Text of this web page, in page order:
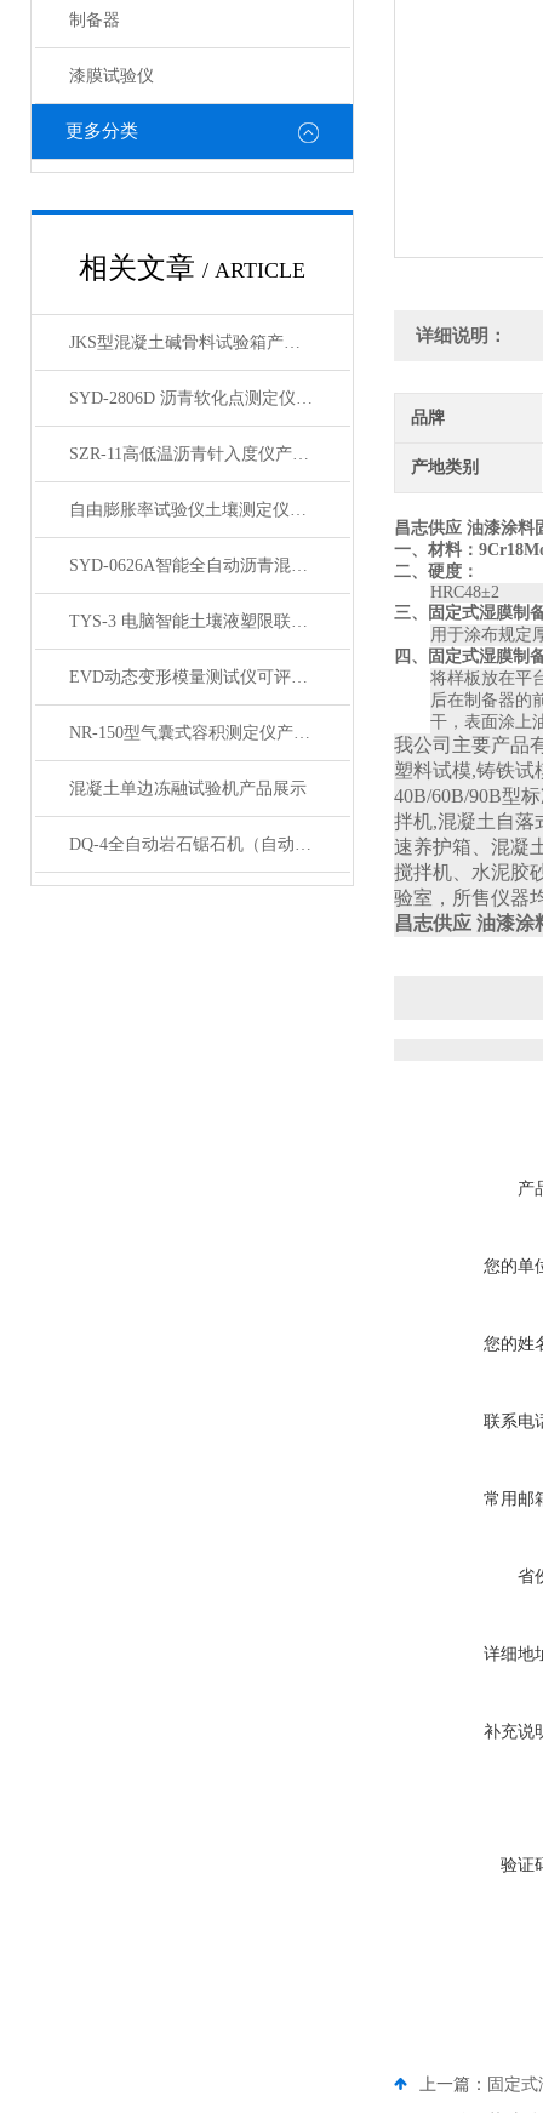
制备器
漆膜试验仪
更多分类
相关文章 / ARTICLE
JKS型混凝土碱骨料试验箱产品简介
SYD-2806D 沥青软化点测定仪产品展示
SZR-11高低温沥青针入度仪产品展示
自由膨胀率试验仪土壤测定仪产品展示
SYD-0626A智能全自动沥青混合料试件切割机展示
TYS-3 电脑智能土壤液塑限联合测定仪 打印 产品展示
EVD动态变形模量测试仪可评估土壤的变形特性和承载能力
NR-150型气囊式容积测定仪产品展示
混凝土单边冻融试验机产品展示
DQ-4全自动岩石锯石机（自动岩石切割机）产品展示
详细说明：
品牌
产地类别
昌志供应 油漆涂料
一、材料：
二、硬度：
HRC48±2
三、
固定式湿膜制
用于涂布规定
四、
固定式湿膜制
将样板放在平
后在制备器的
干，表面涂上
我公司主要产品
塑料试模,铸铁试
40B/60B/90B型
拌机,混凝土自落
速养护箱、混凝
搅拌机、水泥胶
验室，所售仪器
昌志供应 油漆涂
产
您的单
您的姓
联系电
常用邮
省
详细地
补充说
验证
上一篇： 固定